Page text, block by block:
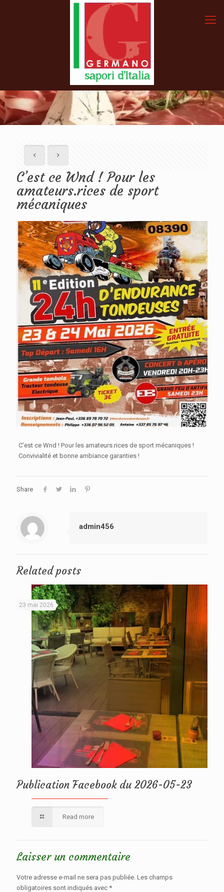
C’est ce Wnd ! Pour les
amateurs.rices de sport
mécaniques
C’est ce Wnd ! Pour les amateurs.rices de sport mécaniques !
Convivialité et bonne ambiance garanties !
Share
admin456
Related posts
23 mai 2026
Publication Facebook du 2026-05-23
Read more
Laisser un commentaire
Votre adresse e-mail ne sera pas publiée. Les champs
obligatoires sont indiqués avec *